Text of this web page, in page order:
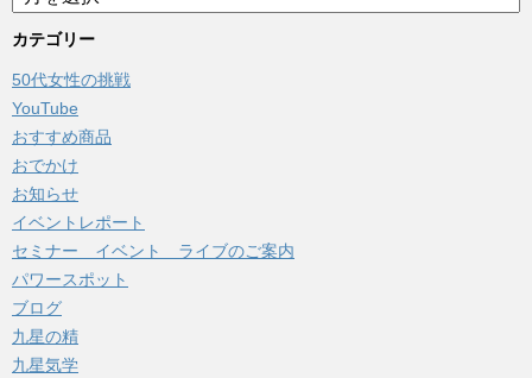
ー
カ
ブ
カテゴリー
50代女性の挑戦
YouTube
おすすめ商品
おでかけ
お知らせ
イベントレポート
セミナー イベント ライブのご案内
パワースポット
ブログ
九星の精
九星気学